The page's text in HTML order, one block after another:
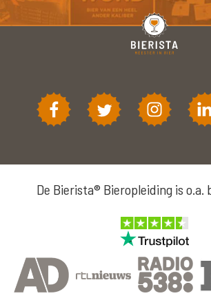
De Bierista® Bieropleiding is o.a.